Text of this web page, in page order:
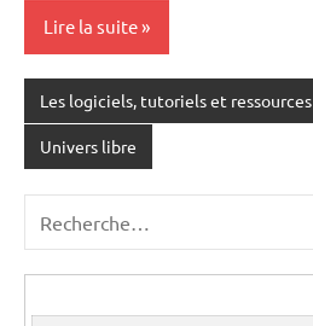
Lire la suite
Les logiciels, tutoriels et
Univers libre
pour
: